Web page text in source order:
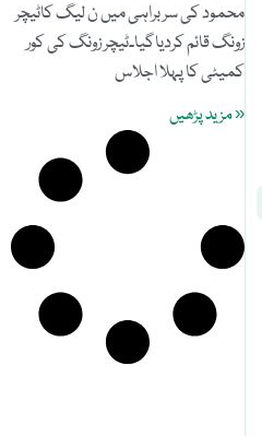
محمود کی سربراہی میں ن لیگ کاٹیچر
زونگ قائم کردیاگیا۔ٹیچر زونگ کی کور
کمیٹی کا پہلا اجلاس
« مزید پڑھیں